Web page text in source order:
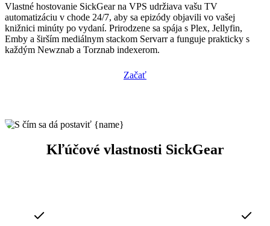
Vlastné hostovanie SickGear na VPS udržiava vašu TV
automatizáciu v chode 24/7, aby sa epizódy objavili vo vašej
knižnici minúty po vydaní. Prirodzene sa spája s Plex, Jellyfin,
Emby a širším mediálnym stackom Servarr a funguje prakticky s
každým Newznab a Torznab indexerom.
Začať
Kľúčové vlastnosti SickGear